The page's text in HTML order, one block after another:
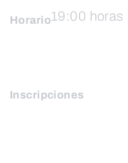
Horario19:00 horas
Inscripciones